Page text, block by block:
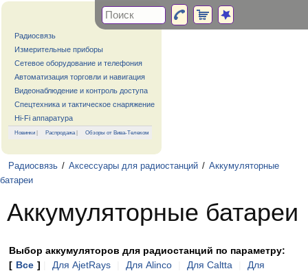
Радиосвязь
Измерительные приборы
Сетевое оборудование и телефония
Автоматизация торговли и навигация
Видеонаблюдение и контроль доступа
Спецтехника и тактическое снаряжение
Hi-Fi аппаратура
Новинки | Распродажа| Обзоры от Вива-Телеком
Радиосвязь / Аксессуары для радиостанций / Аккумуляторные
батареи
Аккумуляторные батареи
Выбор аккумуляторов для радиостанций по параметру:
[ Все ] Для AjetRays Для Alinco Для Caltta
Для